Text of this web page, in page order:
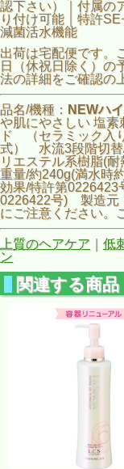
認下さい）｜付属の
り付け可能｜特許
減菌活水機能
出荷は宅配便です。
日（休祝日除く）の
法の詳細をご確認の
品名/機種： NEWハ
や肌にやさしい 塩素
ド （セラミック入
式） 水流3段階切
リエステル系樹脂(
重量/約240g(満水時
効果/特許第0226423
0226422号) 製造元
にご注意ください。
上質のヘアケア 低
ン
関連する商品